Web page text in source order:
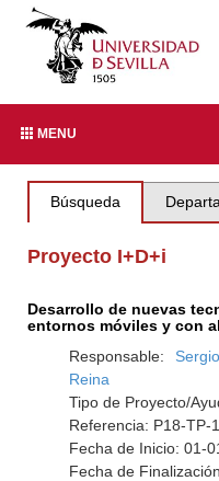
MENU
Búsqueda
Proyecto I+D+i
Desarrollo de nuevas
entornos móviles y con
Responsable:
Reina
Tipo de Proyecto/
Referencia: P18-TP-
Fecha de Inicio: 01-
Fecha de